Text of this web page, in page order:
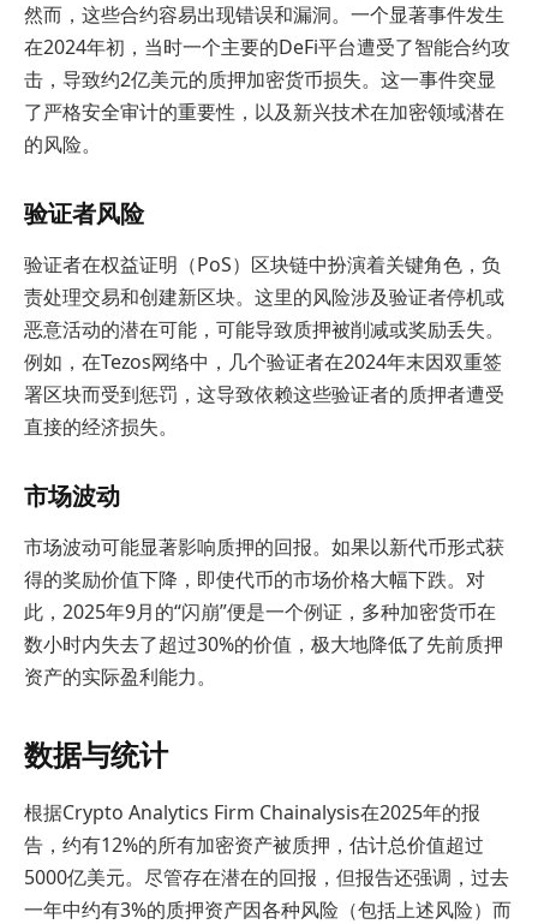
然而，这些合约容易出现错误和漏洞。一个显著事件发生
在2024年初，当时一个主要的DeFi平台遭受了智能合约攻
击，导致约2亿美元的质押加密货币损失。这一事件突显
了严格安全审计的重要性，以及新兴技术在加密领域潜在
的风险。
验证者风险
验证者在权益证明（PoS）区块链中扮演着关键角色，负
责处理交易和创建新区块。这里的风险涉及验证者停机或
恶意活动的潜在可能，可能导致质押被削减或奖励丢失。
例如，在Tezos网络中，几个验证者在2024年末因双重签
署区块而受到惩罚，这导致依赖这些验证者的质押者遭受
直接的经济损失。
市场波动
市场波动可能显著影响质押的回报。如果以新代币形式获
得的奖励价值下降，即使代币的市场价格大幅下跌。对
此，2025年9月的“闪崩”便是一个例证，多种加密货币在
数小时内失去了超过30%的价值，极大地降低了先前质押
资产的实际盈利能力。
数据与统计
根据Crypto Analytics Firm Chainalysis在2025年的报
告，约有12%的所有加密资产被质押，估计总价值超过
5000亿美元。尽管存在潜在的回报，但报告还强调，过去
一年中约有3%的质押资产因各种风险（包括上述风险）而